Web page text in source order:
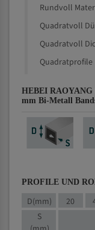
Rundvoll
Quadratvoll
Quadratvoll
Quadratprofile
HEBEI RAOYANG
mm Bi-Metall
PROFILE UND
D(mm) 20
S